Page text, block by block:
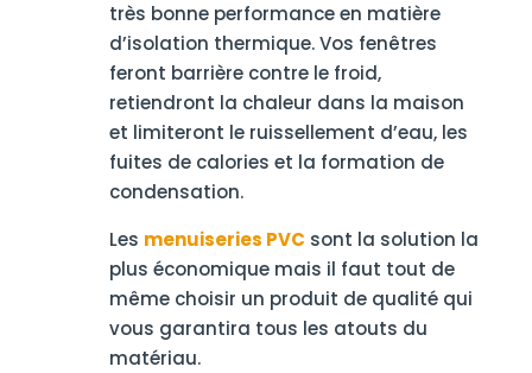
très bonne performance en matière
d’isolation thermique. Vos fenêtres
feront barrière contre le froid,
retiendront la chaleur dans la maison
et limiteront le ruissellement d’eau, les
fuites de calories et la formation de
condensation.
Les menuiseries PVC sont la solution la
plus économique mais il faut tout de
même choisir un produit de qualité qui
vous garantira tous les atouts du
matériau.